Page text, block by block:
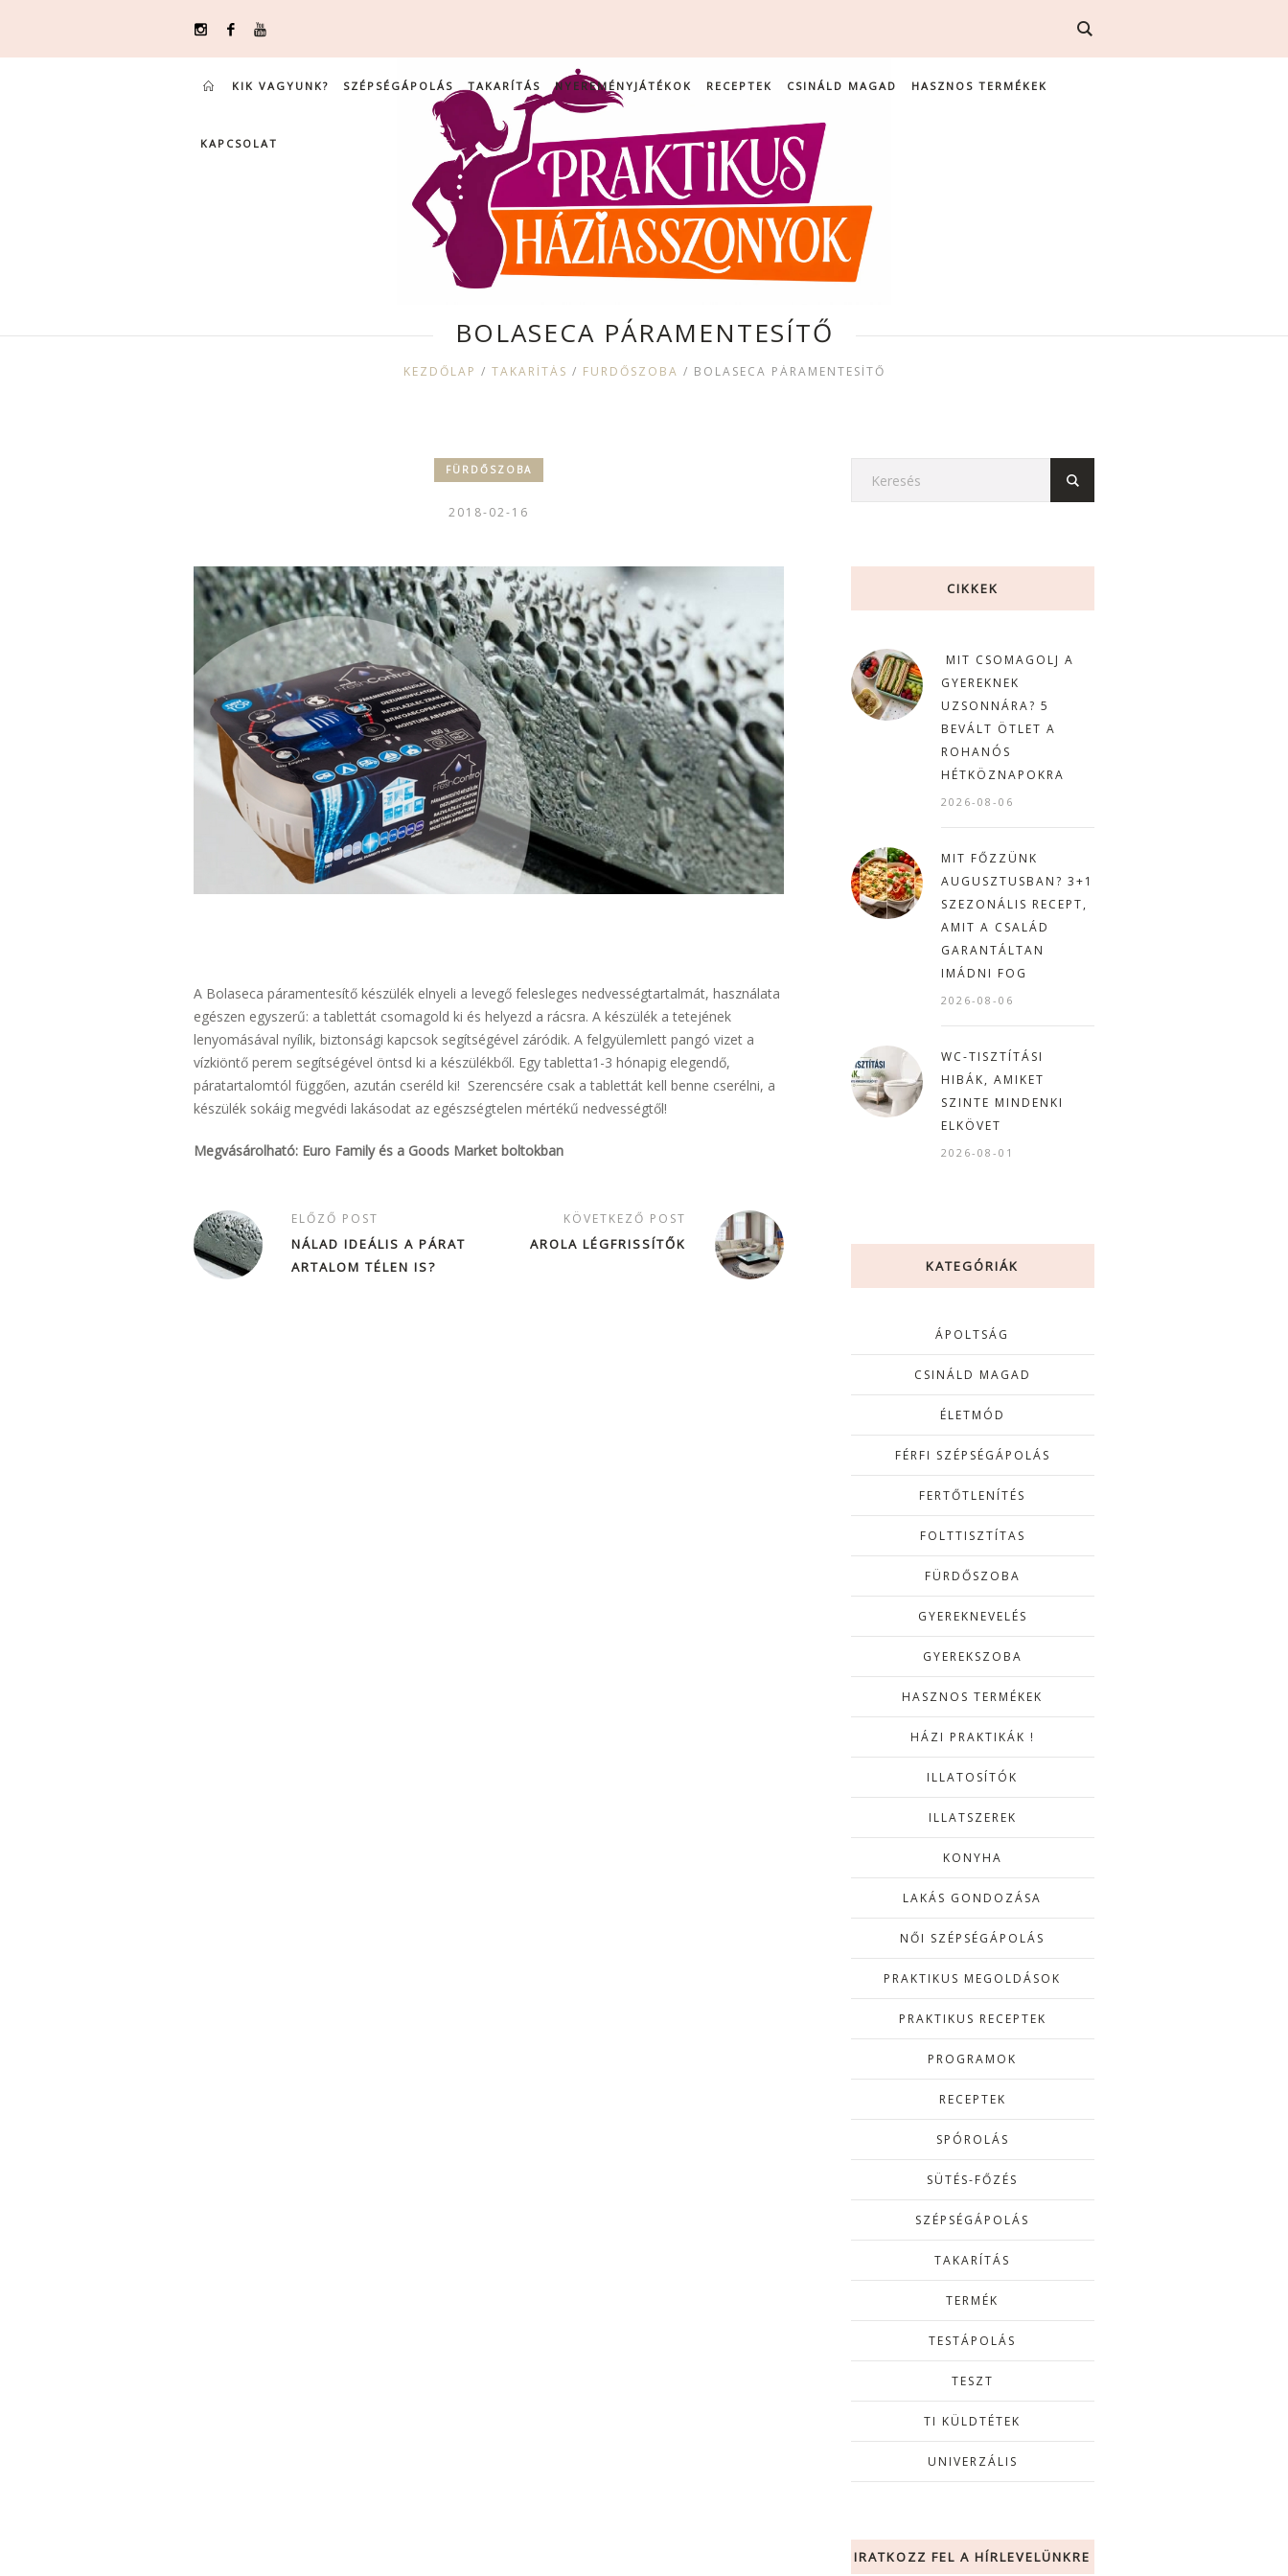
KIK VAGYUNK? SZÉPSÉGÁPOLÁS TAKARÍTÁS NYEREMÉNYJÁTÉKOK RECEPTEK CSINÁLD MAGAD HASZNOS TERMÉKEK
KAPCSOLAT
BOLASECA PÁRAMENTESÍTŐ
KEZDŐLAP / TAKARÍTÁS / FÜRDŐSZOBA / BOLASECA PÁRAMENTESÍTŐ
FÜRDŐSZOBA
2018-02-16
A Bolaseca páramentesítő készülék elnyeli a levegő felesleges nedvességtartalmát, használata
egészen egyszerű: a tablettát csomagold ki és helyezd a rácsra. A készülék a tetejének
lenyomásával nyílik, biztonsági kapcsok segítségével záródik. A felgyülemlett pangó vizet a
vízkiöntő perem segítségével öntsd ki a készülékből. Egy tabletta1-3 hónapig elegendő,
páratartalomtól függően, azután cseréld ki! Szerencsére csak a tablettát kell benne cserélni, a
készülék sokáig megvédi lakásodat az egészségtelen mértékű nedvességtől!
Megvásárolható: Euro Family és a Goods Market boltokban
ELŐZŐ POST
NÁLAD IDEÁLIS A PÁRAT
ARTALOM TÉLEN IS?
KÖVETKEZŐ POST
AROLA LÉGFRISSÍTŐK
CIKKEK
MIT CSOMAGOLJ A
GYEREKNEK
UZSONNÁRA? 5
BEVÁLT ÖTLET A
ROHANÓS
HÉTKÖZNAPOKRA
2026-08-06
MIT FŐZZÜNK
AUGUSZTUSBAN? 3+1
SZEZONÁLIS RECEPT,
AMIT A CSALÁD
GARANTÁLTAN
IMÁDNI FOG
2026-08-06
WC-TISZTÍTÁSI
HIBÁK, AMIKET
SZINTE MINDENKI
ELKÖVET
2026-08-01
KATEGÓRIÁK
ÁPOLTSÁG
CSINÁLD MAGAD
ÉLETMÓD
FÉRFI SZÉPSÉGÁPOLÁS
FERTŐTLENÍTÉS
FOLTTISZTÍTAS
FÜRDŐSZOBA
GYEREKNEVELÉS
GYEREKSZOBA
HASZNOS TERMÉKEK
HÁZI PRAKTIKÁK !
ILLATOSÍTÓK
ILLATSZEREK
KONYHA
LAKÁS GONDOZÁSA
NŐI SZÉPSÉGÁPOLÁS
PRAKTIKUS MEGOLDÁSOK
PRAKTIKUS RECEPTEK
PROGRAMOK
RECEPTEK
SPÓROLÁS
SÜTÉS-FŐZÉS
SZÉPSÉGÁPOLÁS
TAKARÍTÁS
TERMÉK
TESTÁPOLÁS
TESZT
TI KÜLDTÉTEK
UNIVERZÁLIS
IRATKOZZ FEL A HÍRLEVELÜNKRE